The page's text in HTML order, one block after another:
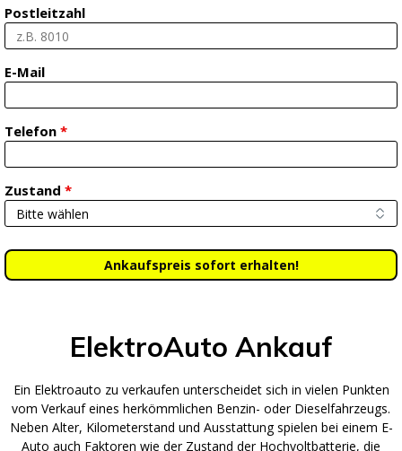
Postleitzahl
E-Mail
Telefon *
Zustand *
ElektroAuto Ankauf
Ein Elektroauto zu verkaufen unterscheidet sich in vielen Punkten
vom Verkauf eines herkömmlichen Benzin- oder Dieselfahrzeugs.
Neben Alter, Kilometerstand und Ausstattung spielen bei einem E-
Auto auch Faktoren wie der Zustand der Hochvoltbatterie, die